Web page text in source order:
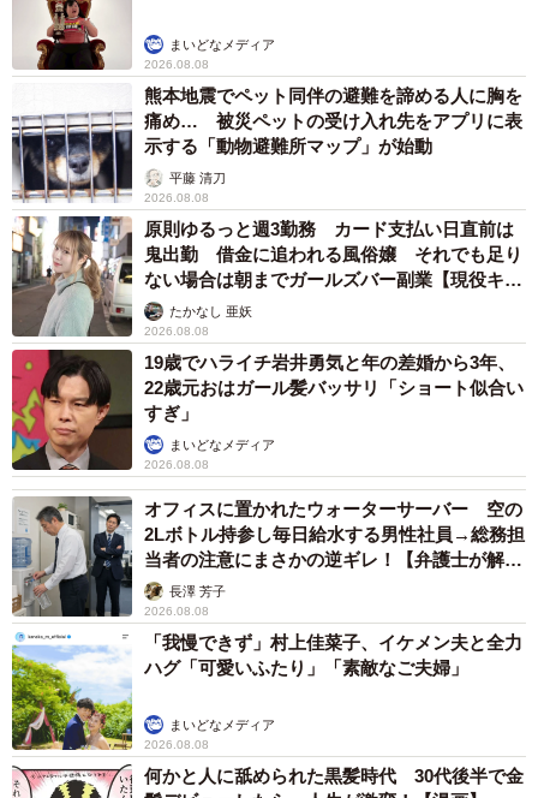
まいどなメディア
2026.08.08
熊本地震でペット同伴の避難を諦める人に胸を
痛め… 被災ペットの受け入れ先をアプリに表
示する「動物避難所マップ」が始動
平藤 清刀
2026.08.08
原則ゆるっと週3勤務 カード支払い日直前は
鬼出勤 借金に追われる風俗嬢 それでも足り
ない場合は朝までガールズバー副業【現役キャ
ストに取材】
たかなし 亜妖
2026.08.08
19歳でハライチ岩井勇気と年の差婚から3年、
22歳元おはガール髪バッサリ「ショート似合い
すぎ」
まいどなメディア
2026.08.08
オフィスに置かれたウォーターサーバー 空の
2Lボトル持参し毎日給水する男性社員→総務担
当者の注意にまさかの逆ギレ！【弁護士が解
説】長澤 芳子
2026.08.08
「我慢できず」村上佳菜子、イケメン夫と全力
ハグ「可愛いふたり」「素敵なご夫婦」
まいどなメディア
2026.08.08
何かと人に舐められた黒髪時代 30代後半で金